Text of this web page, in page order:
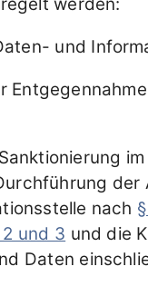
und
nach
und 3 und die
Daten